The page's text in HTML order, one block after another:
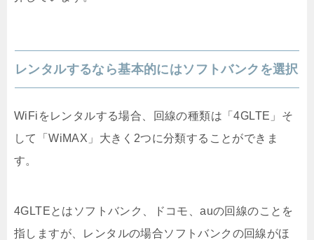
レンタルするなら基本的にはソフトバンクを選択
WiFiをレンタルする場合、回線の種類は「4GLTE」そ
して「WiMAX」大きく2つに分類することができま
す。
4GLTEとはソフトバンク、ドコモ、auの回線のことを
指しますが、レンタルの場合ソフトバンクの回線がほ